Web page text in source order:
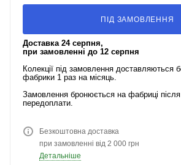
ПІД ЗАМОВЛЕННЯ
Доставка 24 серпня,
при замовленні до 12 серпня
Колекції під замовлення доставляються
фабрики 1 раз на місяць.
Замовлення бронюється на фабриці
передоплати.
Безкоштовна доставка
при замовленні від 2 000 грн
Детальніше